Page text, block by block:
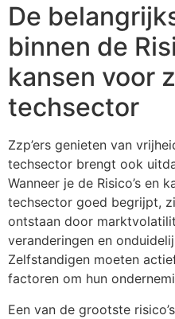
De
binnen de
kansen voor
techsector
Zzp’ers genieten van
techsector brengt ook
Wanneer je de Risico’s en
techsector goed begrijpt,
ontstaan door
veranderingen en
Zelfstandigen moeten
factoren om hun
Een van de grootste